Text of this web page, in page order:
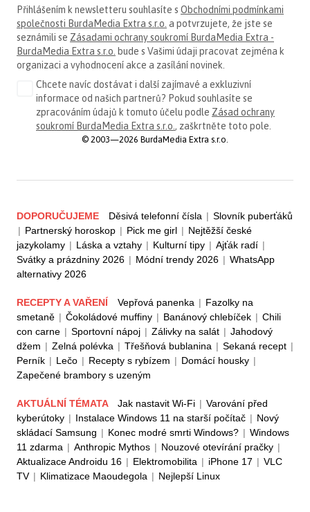
Přihlášením k newsletteru souhlasíte s Obchodními podmínkami
společnosti BurdaMedia Extra s.r.o. a potvrzujete, že jste se
seznámili se Zásadami ochrany soukromí BurdaMedia Extra -
BurdaMedia Extra s.r.o. bude s Vašimi údaji pracovat zejména k
organizaci a vyhodnocení akce a zasílání novinek.
Chcete navíc dostávat i další zajímavé a exkluzivní
informace od našich partnerů? Pokud souhlasíte se
zpracováním údajů k tomuto účelu podle Zásad ochrany
soukromí BurdaMedia Extra s.r.o., zaškrtněte toto pole.
© 2003—2026 BurdaMedia Extra s.r.o.
DOPORUČUJEME Děsivá telefonní čísla | Slovník puberťáků
| Partnerský horoskop | Pick me girl | Nejtěžší české
jazykolamy | Láska a vztahy | Kulturní tipy | Ajťák radí |
Svátky a prázdniny 2026 | Módní trendy 2026 | WhatsApp
alternativy 2026
RECEPTY A VAŘENÍ Vepřová panenka | Fazolky na
smetaně | Čokoládové muffiny | Banánový chlebíček | Chili
con carne | Sportovní nápoj | Zálivky na salát | Jahodový
džem | Zelná polévka | Třešňová bublanina | Sekaná recept |
Perník | Lečo | Recepty s rybízem | Domácí housky |
Zapečené brambory s uzeným
AKTUÁLNÍ TÉMATA Jak nastavit Wi-Fi | Varování před
kyberútoky | Instalace Windows 11 na starší počítač | Nový
skládací Samsung | Konec modré smrti Windows? | Windows
11 zdarma | Anthropic Mythos | Nouzové otevírání pračky |
Aktualizace Androidu 16 | Elektromobilita | iPhone 17 | VLC
TV | Klimatizace Maoudegola | Nejlepší Linux